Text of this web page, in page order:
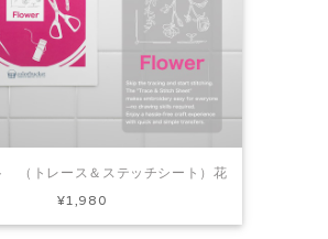
（トレース＆ステッチシート）花
¥1,980